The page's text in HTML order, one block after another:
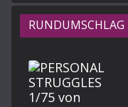
RUNDUMSCHLAG